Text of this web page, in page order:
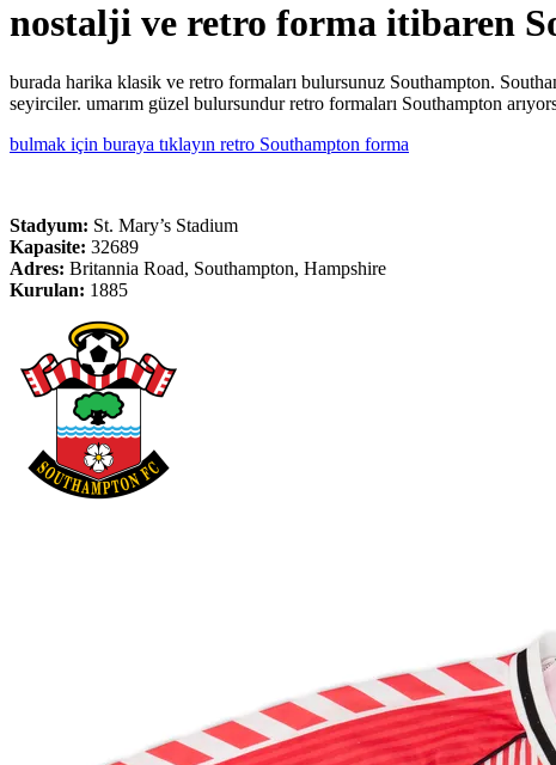
nostalji ve retro forma itibaren
burada harika klasik ve retro formaları bulursunuz Southampton.
seyirciler. umarım güzel bulursundur retro formaları Southampton
bulmak için buraya tıklayın retro Southampton forma
Stadyum: St. Mary’s Stadium
Kapasite: 32689
Adres: Britannia Road, Southampton, Hampshire
Kurulan: 1885